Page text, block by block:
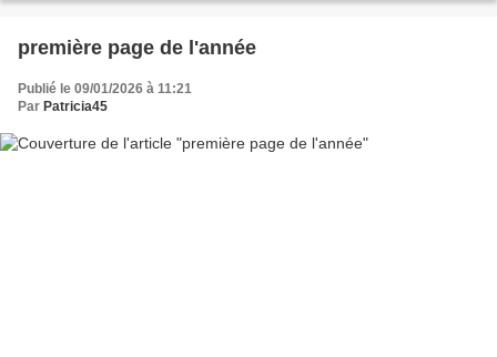
première page de l'année
Publié le 09/01/2026 à 11:21
Par Patricia45